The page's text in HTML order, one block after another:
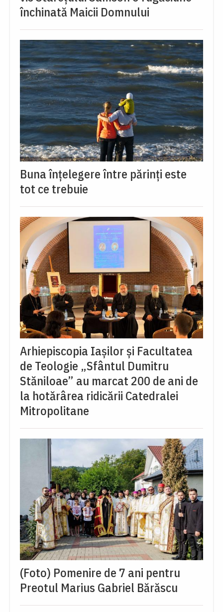
închinată Maicii Domnului
Buna înțelegere între părinți este
tot ce trebuie
Arhiepiscopia Iașilor și Facultatea
de Teologie „Sfântul Dumitru
Stăniloae” au marcat 200 de ani de
la hotărârea ridicării Catedralei
Mitropolitane
(Foto) Pomenire de 7 ani pentru
Preotul Marius Gabriel Bărăscu